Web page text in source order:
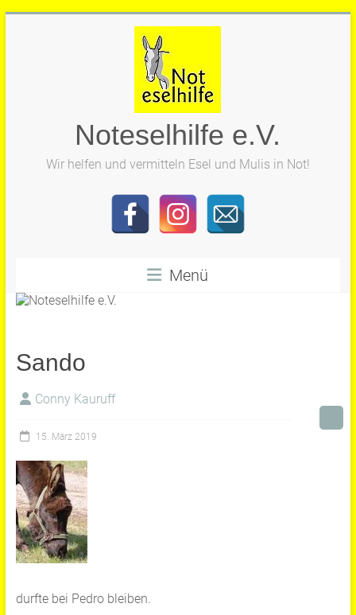
Noteselhilfe e.V.
Wir helfen und vermitteln Esel und Mulis in Not!
Menü
Sando
Conny Kauruff
15. März 2019
durfte bei Pedro bleiben.